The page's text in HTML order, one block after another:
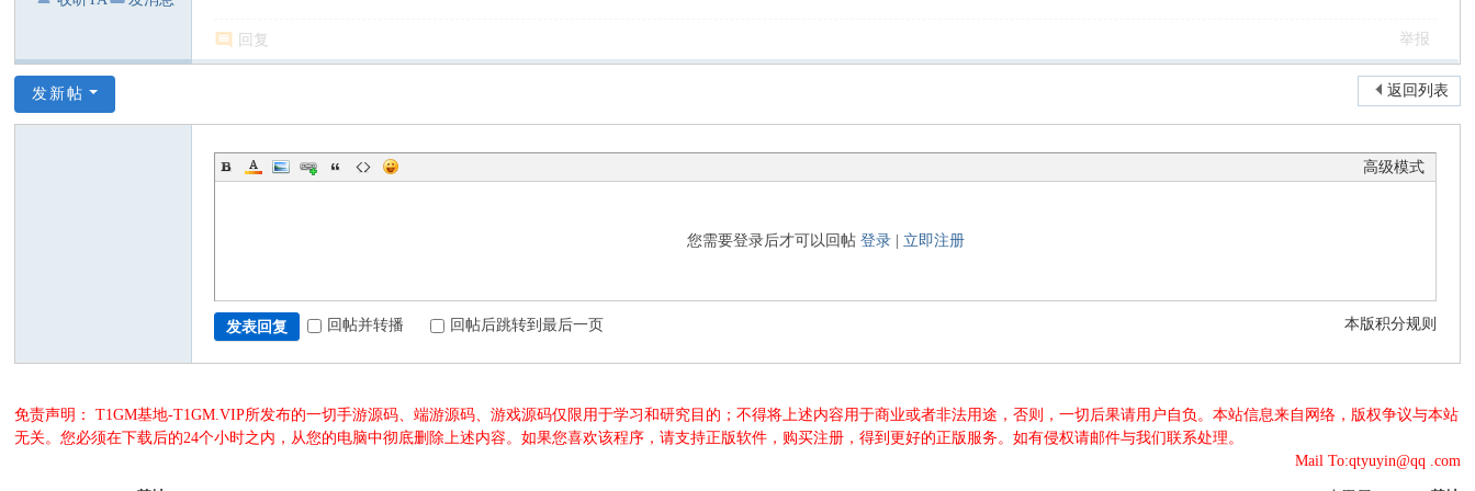
回复 举报
返回列表
发新帖
高级模式
您需要登录后才可以回帖 登录| 立即注册
本版积分规则
发表回复 回帖并转播 回帖后跳转到最后一页
免责声明： T1GM基地-T1GM.VIP所发布的一切手游源码、端游源码、游戏源码仅限用于学习和研究目的；不得将上述内容用于商业或者非法用途，否则，一切后果请用户自负。本站信息来自网络，版权争议与本站
无关。您必须在下载后的24个小时之内，从您的电脑中彻底删除上述内容。如果您喜欢该程序，请支持正版软件，购买注册，得到更好的正版服务。如有侵权请邮件与我们联系处理。
Mail To:qtyuyin@qq .com